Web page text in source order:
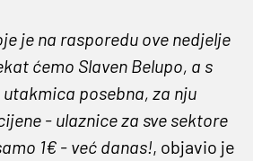
je na rasporedu ove nedjelje
ćemo Slaven Belupo, a s
posebna, za nju
- ulaznice za sve sektore
1€ - već danas!, objavio je